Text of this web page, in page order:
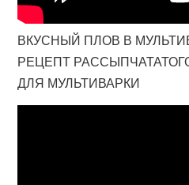
ВКУСНЫЙ ПЛОВ В
РЕЦЕПТ
ДЛЯ МУЛЬТИВАРКИ